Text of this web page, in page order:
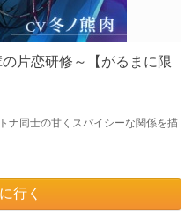
片恋研修～【がるまに限
ナ同士の甘くスパイシーな関係を描
行く